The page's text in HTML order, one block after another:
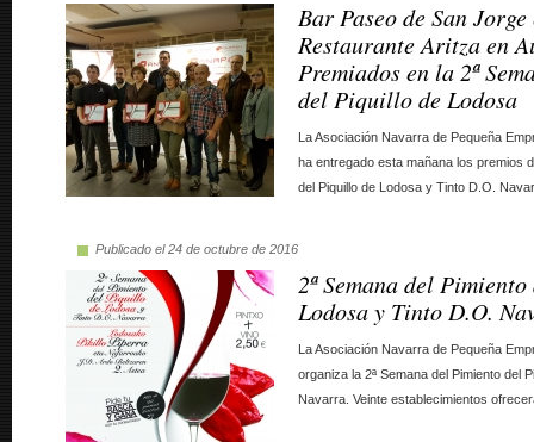
Bar Paseo de San
Restaurante Aritza en
Premiados en la 2ª
del Piquillo de Lodosa
La Asociación Navarra de Pequeña
ha entregado esta mañana los premios
del Piquillo de Lodosa y Tinto D.O.
Publicado el 24 de octubre de 2016
2ª Semana del
Lodosa y Tinto D.O.
La Asociación Navarra de Pequeña
organiza la 2ª Semana del Pimiento del
Navarra. Veinte establecimientos